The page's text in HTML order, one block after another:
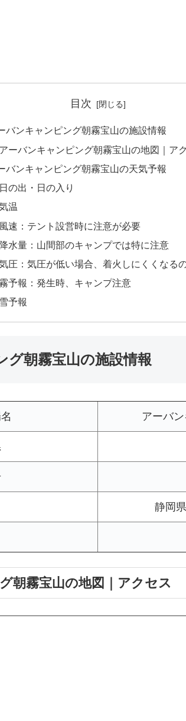
目次
バンキャンピング朝霧宝山の施設情報
アーバンキャンピング朝霧宝山の地図｜ア
バンキャンピング朝霧宝山の天気予報
日の出・日の入り
温
風速：テント設営時に注意が必要
降水量：山間部のキャンプでは特に注意
圧：気圧が低い場合、着火しにくくなる
霧予報：発生時、キャンプ注意
雪予報
グ朝霧宝山の施設情報
アーバ
静岡
朝霧宝山の地図｜アクセス